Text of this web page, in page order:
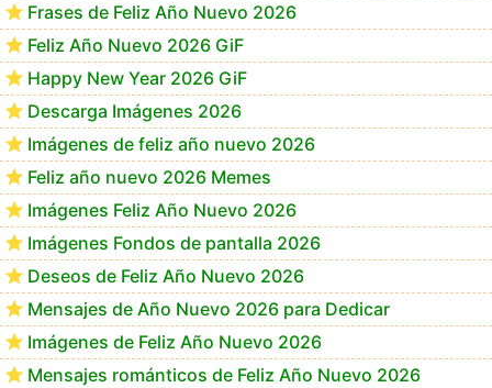
Frases de Feliz Año Nuevo 2026
Feliz Año Nuevo 2026 GiF
Happy New Year 2026 GiF
Descarga Imágenes 2026
Imágenes de feliz año nuevo 2026
Feliz año nuevo 2026 Memes
Imágenes Feliz Año Nuevo 2026
Imágenes Fondos de pantalla 2026
Deseos de Feliz Año Nuevo 2026
Mensajes de Año Nuevo 2026 para Dedicar
Imágenes de Feliz Año Nuevo 2026
Mensajes románticos de Feliz Año Nuevo 2026